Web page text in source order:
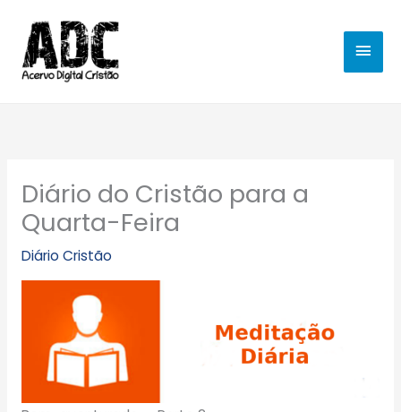
para
conteúdo
Diário do Cristão para a
Quarta-Feira
Diário Cristão